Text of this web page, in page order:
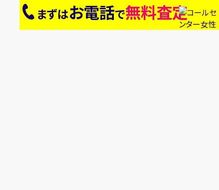
まずはお電話で無料査定